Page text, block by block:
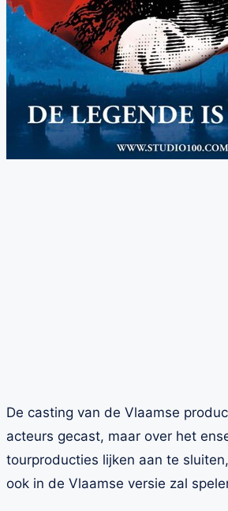
De casting van de Vlaamse
acteurs gecast, maar over het
tourproducties lijken aan te
ook in de Vlaamse versie zal